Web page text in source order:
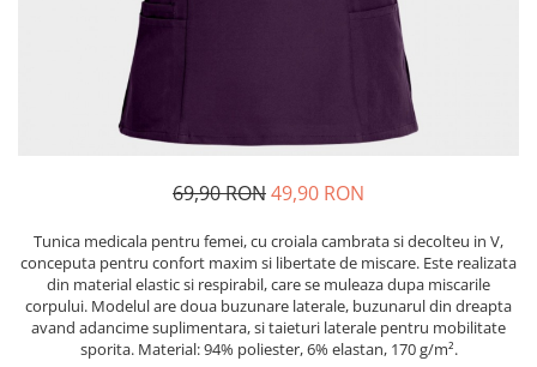
Dosare, folii protectie si mape
Accesorii diverse pentru birou
Etichetare si ambalare
Arhivare si depozitare
Pixuri metalice
Pixuri cu gel
Stilouri
Seturi de scris Premium
Instrumente de scris eco
69,90 RON49,90 RON
Tunica medicala pentru femei, cu croiala cambrata si decolteu in V,
conceputa pentru confort maxim si libertate de miscare. Este realizata
din material elastic si respirabil, care se muleaza dupa miscarile
corpului. Modelul are doua buzunare laterale, buzunarul din dreapta
avand adancime suplimentara, si taieturi laterale pentru mobilitate
sporita. Material: 94% poliester, 6% elastan, 170 g/m².